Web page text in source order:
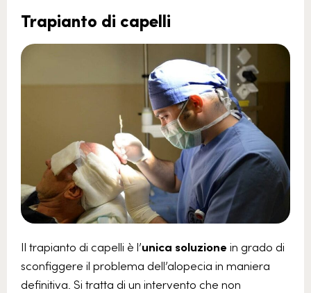
Trapianto di capelli
Il trapianto di capelli è l’unica soluzione in grado di
sconfiggere il problema dell’alopecia in maniera
definitiva. Si tratta di un intervento che non